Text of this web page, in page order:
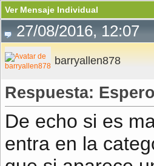
Ver Mensaje Individual
27/08/2016, 12:07
barryallen878
Respuesta:
De echo si es
entra en la